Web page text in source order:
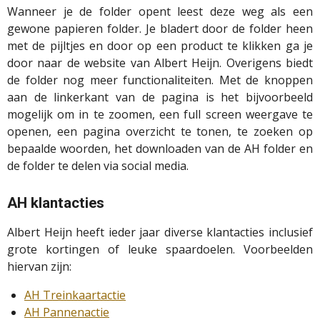
Wanneer je de folder opent leest deze weg als een
gewone papieren folder. Je bladert door de folder heen
met de pijltjes en door op een product te klikken ga je
door naar de website van Albert Heijn. Overigens biedt
de folder nog meer functionaliteiten. Met de knoppen
aan de linkerkant van de pagina is het bijvoorbeeld
mogelijk om in te zoomen, een full screen weergave te
openen, een pagina overzicht te tonen, te zoeken op
bepaalde woorden, het downloaden van de AH folder en
de folder te delen via social media.
AH klantacties
Albert Heijn heeft ieder jaar diverse klantacties inclusief
grote kortingen of leuke spaardoelen. Voorbeelden
hiervan zijn:
AH Treinkaartactie
AH Pannenactie